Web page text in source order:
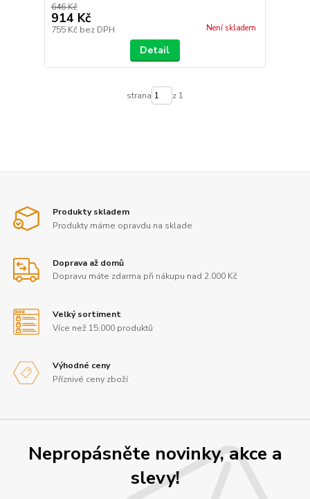
646 Kč
914 Kč
755 Kč bez DPH Není skladem
Detail
strana z 1
Produkty skladem
Produkty máme opravdu na sklade
Doprava až domů
Dopravu máte zdarma při nákupu nad 2.000 Kč
Velký sortiment
Více než 15.000 produktů
Výhodné ceny
Příznivé ceny zboží
Nepropásněte novinky, akce a
slevy!